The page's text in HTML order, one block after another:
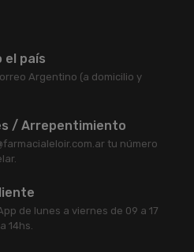
el país
Argentino (a domicilio y
/ Arrepentimiento
tu número
de lunes a viernes de 09 a 17
14hs.